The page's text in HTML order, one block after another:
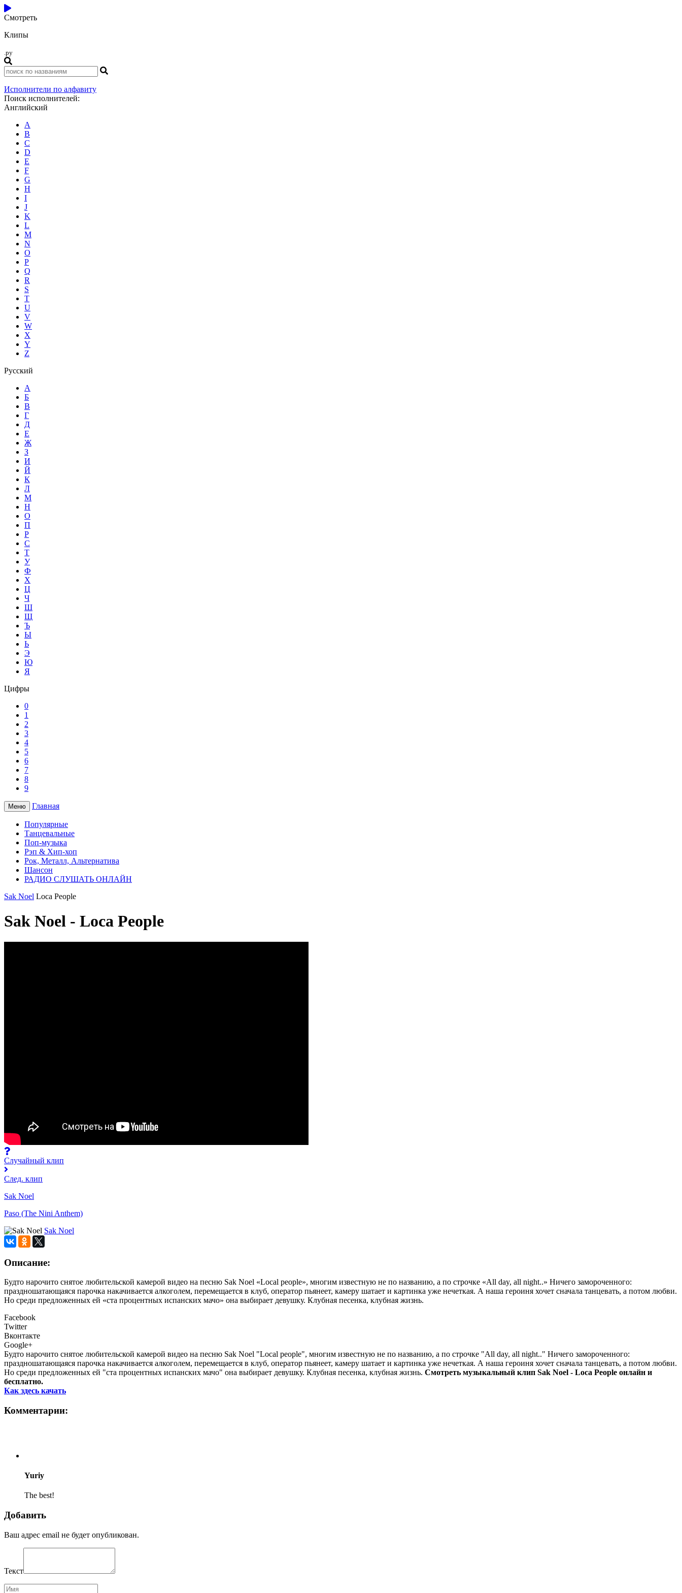
Смотреть
Клипы
.ру
Исполнители по алфавиту
Поиск исполнителей:
Английский
A
B
C
D
E
F
G
H
I
J
K
L
M
N
O
P
Q
R
S
T
U
V
W
X
Y
Z
Русский
А
Б
В
Г
Д
Е
Ж
З
И
Й
К
Л
М
Н
О
П
Р
С
Т
У
Ф
Х
Ц
Ч
Ш
Щ
Ъ
Ы
Ь
Э
Ю
Я
Цифры
0
1
2
3
4
5
6
7
8
9
Меню Главная
Популярные
Танцевальные
Поп-музыка
Рэп & Хип-хоп
Рок, Металл, Альтернатива
Шансон
РАДИО СЛУШАТЬ ОНЛАЙН
Sak Noel Loca People
Sak Noel - Loca People
Случайный клип
След. клип
Sak Noel
Paso (The Nini Anthem)
Sak Noel
Описание:
Будто нарочито снятое любительской камерой видео на песню Sak Noel «Local people», многим известную не по названию, а по строчке «All day, all night..» Ничего замороченного:
праздношатающаяся парочка накачивается алкоголем, перемещается в клуб, оператор пьянеет, камеру шатает и картинка уже нечеткая. А наша героиня хочет сначала танцевать, а потом любви.
Но среди предложенных ей «ста процентных испанских мачо» она выбирает девушку. Клубная песенка, клубная жизнь.
Facebook
Twitter
Вконтакте
Google+
Будто нарочито снятое любительской камерой видео на песню Sak Noel "Local people", многим известную не по названию, а по строчке "All day, all night.." Ничего замороченного:
праздношатающаяся парочка накачивается алкоголем, перемещается в клуб, оператор пьянеет, камеру шатает и картинка уже нечеткая. А наша героиня хочет сначала танцевать, а потом любви.
Но среди предложенных ей "ста процентных испанских мачо" она выбирает девушку. Клубная песенка, клубная жизнь. Смотреть музыкальный клип Sak Noel - Loca People онлайн и
бесплатно.
Как здесь качать
Комментарии:
Yuriy
The best!
Добавить
Ваш адрес email не будет опубликован.
Текст
Имя